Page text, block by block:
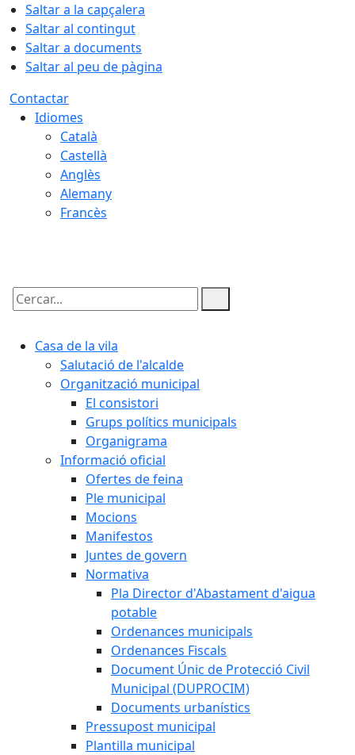
Saltar a la capçalera
Saltar al contingut
Saltar a documents
Saltar al peu de pàgina
Contactar
Idiomes
Català
Castellà
Anglès
Alemany
Francès
Cercar:
Casa de la vila
Salutació de l'alcalde
Organització municipal
El consistori
Grups polítics municipals
Organigrama
Informació oficial
Ofertes de feina
Ple municipal
Mocions
Manifestos
Juntes de govern
Normativa
Pla Director d'Abastament d'aigua
potable
Ordenances municipals
Ordenances Fiscals
Document Únic de Protecció Civil
Municipal (DUPROCIM)
Documents urbanístics
Pressupost municipal
Plantilla municipal